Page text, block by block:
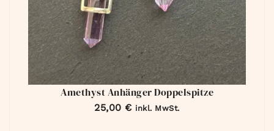
Amethyst Anhänger Doppelspitze
25,00 € inkl. MwSt.